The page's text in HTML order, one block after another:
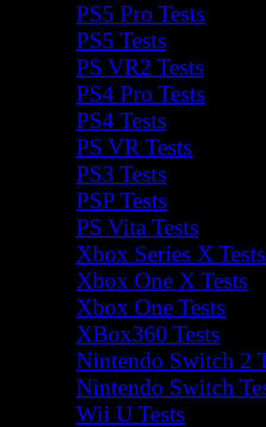
PS5 Pro Tests
PS5 Tests
PS VR2 Tests
PS4 Pro Tests
PS4 Tests
PS VR Tests
PS3 Tests
PSP Tests
PS Vita Tests
Xbox Series X Tests
Xbox One X Tests
Xbox One Tests
XBox360 Tests
Nintendo Switch 2
Nintendo Switch
Wii U Tests